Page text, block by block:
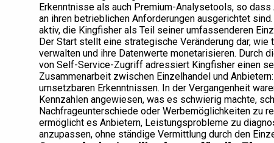
Erkenntnisse als auch Premium-Analysetools, so
an ihren betrieblichen Anforderungen ausgerichtet
aktiv, die Kingfisher als Teil seiner umfassenderen
Der Start stellt eine strategische Veränderung dar,
verwalten und ihre Datenwerte monetarisieren. Durch
von Self-Service-Zugriff adressiert Kingfisher einen
Zusammenarbeit zwischen Einzelhandel und
umsetzbaren Erkenntnissen. In der Vergangenheit
Kennzahlen angewiesen, was es schwierig machte,
Nachfrageunterschiede oder Werbemöglichkeiten zu
ermöglicht es Anbietern, Leistungsprobleme zu
anzupassen, ohne ständige Vermittlung durch den